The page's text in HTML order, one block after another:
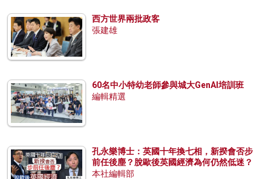
西方世界兩批政客
張建雄
60名中小特幼老師參與城大GenAI培訓班
編輯精選
孔永樂博士：英國十年換七相，新揆會否步
前任後塵？脫歐後英國經濟為何仍然低迷？
本社編輯部